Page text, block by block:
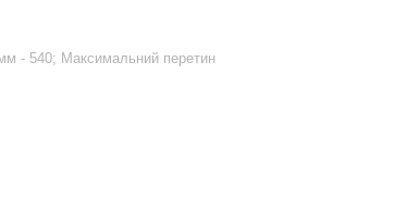
- 540; Максимальний перетин